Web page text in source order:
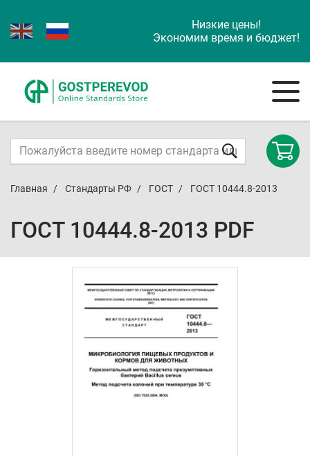
Низкие цены!
Экономим время и бюджет!
Главная Стандарты РФ ГОСТ ГОСТ 10444.8-2013
ГОСТ 10444.8-2013 PDF